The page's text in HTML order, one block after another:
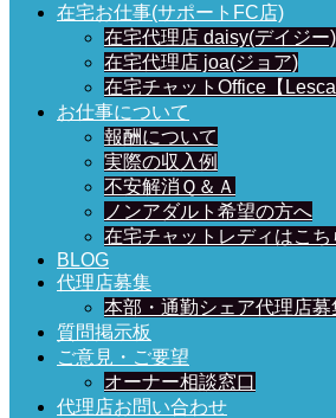
在宅お仕事(サポートFC店)
在宅代理店 daisy(デイジー)
在宅代理店 joa(ジョア)
在宅チャットOffice【
お仕事について
報酬について
実際の収入例
不安解消Ｑ＆Ａ
ノンアダルト希望の方へ
在宅チャットレディはこち
BLOG
代理店募集
本部・通勤シェア代理店募
質問掲示板
ご意見・ご要望
オーナー相談窓口
代理店お問い合わせ